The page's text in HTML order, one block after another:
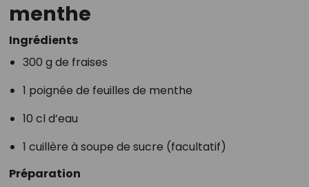
menthe
Ingrédients
300 g de fraises
1 poignée de feuilles de menthe
10 cl d’eau
1 cuillère à soupe de sucre (facultatif)
Préparation